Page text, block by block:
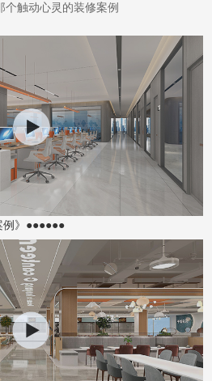
个触动心灵的装修案例
例》●●●●●●